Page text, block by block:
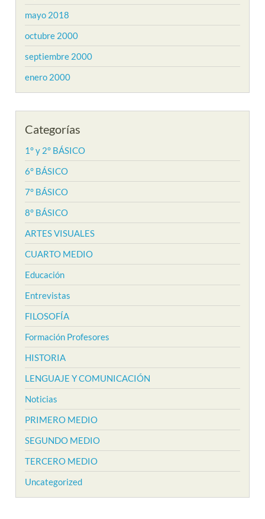
mayo 2018
octubre 2000
septiembre 2000
enero 2000
Categorías
1° y 2° BÁSICO
6° BÁSICO
7° BÁSICO
8° BÁSICO
ARTES VISUALES
CUARTO MEDIO
Educación
Entrevistas
FILOSOFÍA
Formación Profesores
HISTORIA
LENGUAJE Y COMUNICACIÓN
Noticias
PRIMERO MEDIO
SEGUNDO MEDIO
TERCERO MEDIO
Uncategorized